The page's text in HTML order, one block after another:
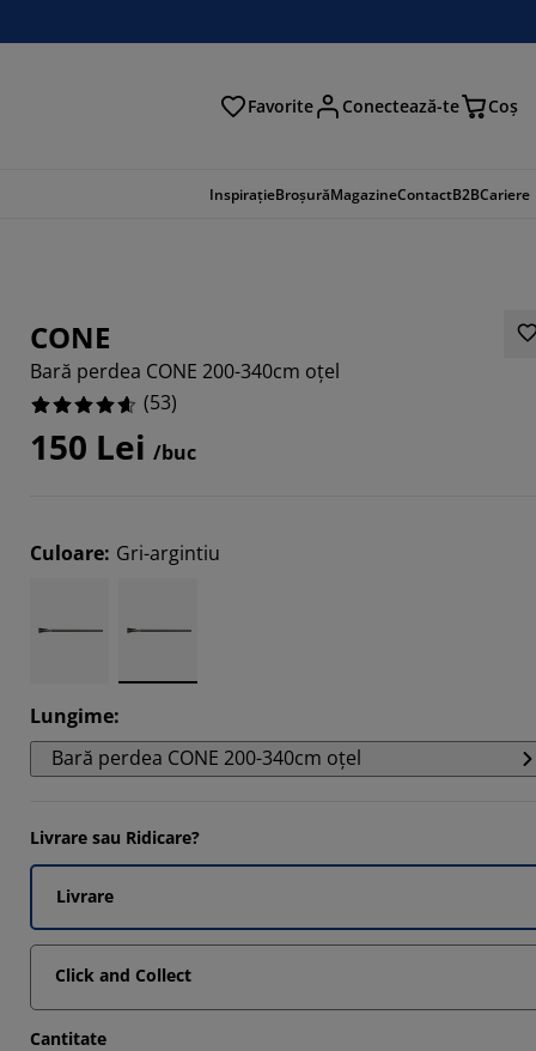
Favorite Conectează-te Coş
InspirațieBroșurăMagazineContactB2BCariere
CONE
Bară perdea CONE 200-340cm oțel
(53)
150 Lei /buc
Culoare: Gri-argintiu
Lungime:
Bară perdea CONE 200-340cm oțel
Livrare sau Ridicare?
Livrare
Click and Collect
Cantitate